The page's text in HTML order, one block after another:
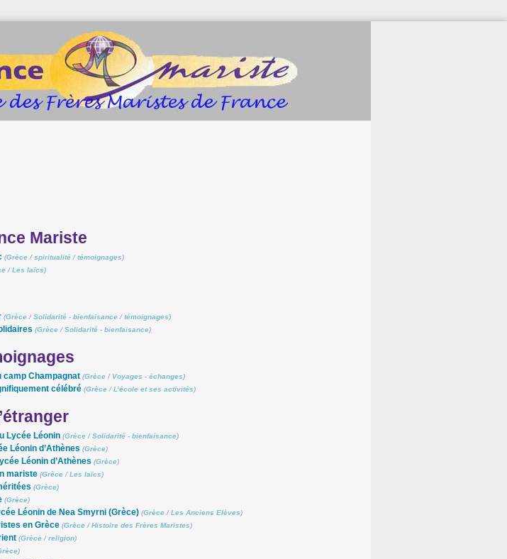
Mariste
(Grèce/spiritualité/témoignages)
/Les laïcs)
(Grèce/Solidarité - bienfaisance/témoignages)
(Grèce/Solidarité - bienfaisance)
camp Champagnat (Grèce/ Voyages - échanges)
célébré (Grèce/L’école et ses activités)
Lycée Léonin (Grèce/Solidarité - bienfaisance)
Léonin d’Athènes (Grèce)
Léonin d’Athènes (Grèce)
mariste (Grèce/Les laïcs)
(Grèce)
(Grèce)
Léonin de Nea Smyrni (Grèce) (Grèce/Les Anciens Elèves)
en Grèce (Grèce/Histoire des Frères Maristes)
(Grèce/religion)
)